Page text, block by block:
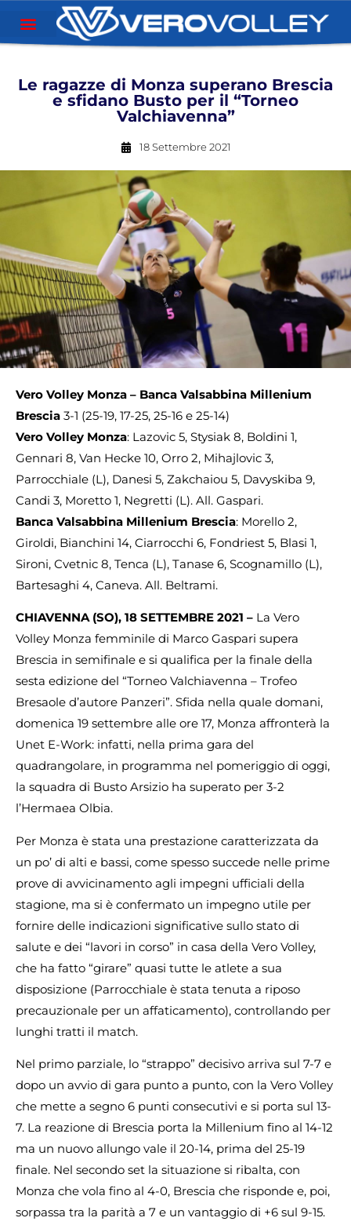
Le ragazze di Monza superano Brescia
e sfidano Busto per il “Torneo
Valchiavenna”
18 Settembre 2021
Vero Volley Monza – Banca Valsabbina Millenium
Brescia 3-1 (25-19, 17-25, 25-16 e 25-14)
Vero Volley Monza: Lazovic 5, Stysiak 8, Boldini 1,
Gennari 8, Van Hecke 10, Orro 2, Mihajlovic 3,
Parrocchiale (L), Danesi 5, Zakchaiou 5, Davyskiba 9,
Candi 3, Moretto 1, Negretti (L). All. Gaspari.
Banca Valsabbina Millenium Brescia: Morello 2,
Giroldi, Bianchini 14, Ciarrocchi 6, Fondriest 5, Blasi 1,
Sironi, Cvetnic 8, Tenca (L), Tanase 6, Scognamillo (L),
Bartesaghi 4, Caneva. All. Beltrami.
CHIAVENNA (SO), 18 SETTEMBRE 2021 – La Vero
Volley Monza femminile di Marco Gaspari supera
Brescia in semifinale e si qualifica per la finale della
sesta edizione del “Torneo Valchiavenna – Trofeo
Bresaole d’autore Panzeri”. Sfida nella quale domani,
domenica 19 settembre alle ore 17, Monza affronterà la
Unet E-Work: infatti, nella prima gara del
quadrangolare, in programma nel pomeriggio di oggi,
la squadra di Busto Arsizio ha superato per 3-2
l’Hermaea Olbia.
Per Monza è stata una prestazione caratterizzata da
un po’ di alti e bassi, come spesso succede nelle prime
prove di avvicinamento agli impegni ufficiali della
stagione, ma si è confermato un impegno utile per
fornire delle indicazioni significative sullo stato di
salute e dei “lavori in corso” in casa della Vero Volley,
che ha fatto “girare” quasi tutte le atlete a sua
disposizione (Parrocchiale è stata tenuta a riposo
precauzionale per un affaticamento), controllando per
lunghi tratti il match.
Nel primo parziale, lo “strappo” decisivo arriva sul 7-7 e
dopo un avvio di gara punto a punto, con la Vero Volley
che mette a segno 6 punti consecutivi e si porta sul 13-
7. La reazione di Brescia porta la Millenium fino al 14-12
ma un nuovo allungo vale il 20-14, prima del 25-19
finale. Nel secondo set la situazione si ribalta, con
Monza che vola fino al 4-0, Brescia che risponde e, poi,
sorpassa tra la parità a 7 e un vantaggio di +6 sul 9-15.